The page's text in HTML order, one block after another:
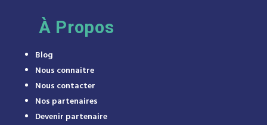
À Propos
Blog
Nous connaitre
Nous contacter
Nos partenaires
Devenir partenaire